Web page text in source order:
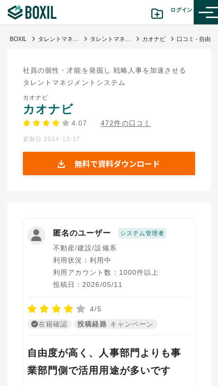
ログイン
診断から探す(β版)
記事から探す
BOXIL タレントマネジメントシステム比較25選 11月人気ランキングとおすすめ選び方 タレントマネジメントシステム カオナビ
社員の個性・才能を発掘し 戦略人事を加速させる
タレントマネジメントシステム
カオナビ
カオナビ
4.07 472件の口コミ
更新日 2024-12-17
無料で資料ダウンロード
匿名のユーザー システム管理者
不動産/建設/設備系
利用状況：利用中
利用アカウント数：1000件以上
投稿日：2026/05/11
4/5
在籍確認
投稿経路 キャンペーン
自由度が高く、人事部門よりも事
業部門側で活用用途が多いです